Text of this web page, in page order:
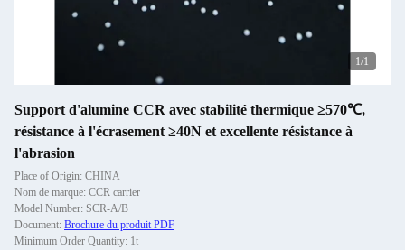
1/1
Support d'alumine CCR avec stabilité thermique ≥570℃,
résistance à l'écrasement ≥40N et excellente résistance à
l'abrasion
Place of Origin: CHINA
Nom de marque: CCR carrier
Model Number: SCR-A/B
Document: Brochure du produit PDF
Minimum Order Quantity: 1t